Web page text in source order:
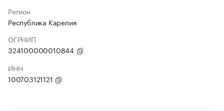
Регион
Республика Карелия
ОГРНИП
324100000010844
ИНН
100703121121